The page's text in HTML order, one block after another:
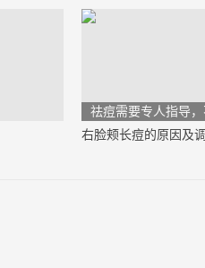
祛痘需要专人指导
右脸颊长痘的原因及